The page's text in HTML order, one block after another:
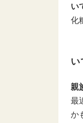
い
化
い
親
最
か